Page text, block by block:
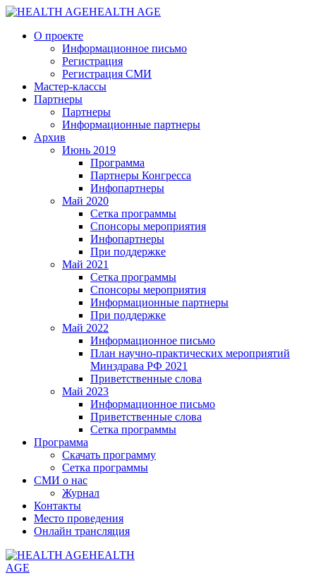
HEALTH AGE
О проекте
Информационное письмо
Регистрация
Регистрация СМИ
Мастер-классы
Партнеры
Партнеры
Информационные партнеры
Архив
Июнь 2019
Программа
Партнеры Конгресса
Инфопартнеры
Май 2020
Сетка программы
Спонсоры мероприятия
Инфопартнеры
При поддержке
Май 2021
Сетка программы
Спонсоры мероприятия
Информационные партнеры
При поддержке
Май 2022
Информационное письмо
План научно-практических мероприятий
Минздрава РФ 2021
Приветственные слова
Май 2023
Информационное письмо
Приветственные слова
Сетка программы
Программа
Скачать программу
Сетка программы
СМИ о нас
Журнал
Контакты
Место проведения
Онлайн трансляция
HEALTH
AGE